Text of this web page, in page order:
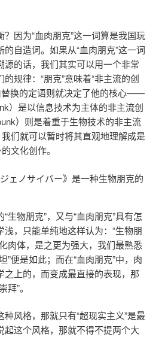
因为“血肉朋克”这一词算是我国玩
自造词。如果从“血肉朋克”这一词
源的话，我们其实可以用一个非常
规律：“朋克”意味着“非主流的创
替换的定语则就决定了他的核心——
）是以信息技术为主体的非主流创
）则是着重于生物技术的非主流
我们就可以暂时将其直观地理解成是
文化创作。
ェノサイバー》是一种生物朋克的
生物朋克”，又与“血肉朋克”具有怎
，只能单纯地这样认为：“生物朋
肉体，是之更为强大，我们最熟悉
”便是如此；而在“血肉朋克”中，肉
之上的，而变成最直接的表现，那
”。
风格，那就只有“超现实主义”是最
起这个风格，那就不得不提两个大